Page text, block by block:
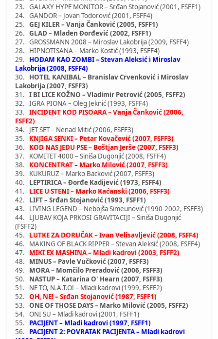
23. GALAXY HYPE MONITOR – Srđan Stojanović (2001, FSFF1)
24. GANDOR – Jovan Todorović (2001, FSFF4)
25. GEJ KILER – Vanja Čanković (2005, FSFF1)
26. GLAD – Mladen Đorđević (2002, FSFF1)
27. GROSSMANN 2008 – Miroslav Lakobrija (2009, FSFF4)
28. HIPNOTISANA – Marko Kostić (1993, FSFF4)
29. HODAM KAO ZOMBI – Stevan Aleksić i Miroslav
Lakobrija (2008, FSFF4)
30. HOTEL KANIBAL – Branislav Crvenković i Miroslav
Lakobrija (2007, FSFF3)
31. I BI LICE KOŽNO – Vladimir Petrović (2005, FSFF2)
32. IGRA PIONA – Oleg Jeknić (1993, FSFF4)
33. INCIDENT KOD PISOARA – Vanja Čanković (2006,
FSFF2)
34. JET SET – Nenad Mitić (2006, FSFF3)
35. KNJIGA SENKI – Petar Kovačević (2007, FSFF3)
36. KOD NAS JEDU PSE – Boštjan Jerše (2007, FSFF3)
37. KOMITET 4000 – Siniša Dugonjić (2008, FSFF4)
38. KONCENTRAT – Marko Milović (2007, FSFF3)
39. KUKURUZ – Marko Backović (2007, FSFF3)
40. LEPTIRICA – Đorđe Kadijević (1973, FSFF4)
41. LICE U STENI – Marko Kaćanski (2006, FSFF3)
42. LIFT – Srđan Stojanović (1993, FSFF1)
43. LIVING LEGEND – Nebojša Simeunović (1990-2002, FSFF3)
44. LJUBAV KOJA PRKOSI GRAVITACIJI – Siniša Dugonjić
(FSFF2)
45. LUTKE ZA DORUČAK – Ivan Velisavljević (2008, FSFF4)
46. MAKING OF BLACK RIPPER – Stevan Aleksić (2008, FSFF4)
47. MIKI EX MASHINA – Mladi kadrovi (2003, FSFF2)
48. MINUS – Pavle Vučković (2007, FSFF3)
49. MORA – Momčilo Preradović (2006, FSFF3)
50. NASTUP – Katarina O' Hearn (2007, FSFF3)
51. NE TO, N.A.T.O! – Mladi kadrovi (1999, FSFF2)
52. OH, NE! – Srđan Stojanović (1987, FSFF1)
53. ONE OF THOSE DAYS – Marko Milović (2005, FSFF2)
54. ONI SU – Mladi kadrovi (2001, FSFF1)
55. PACIJENT – Mladi kadrovi (1997, FSFF1)
56. PACIJENT 2: POVRATAK PACIJENTA – Mladi kadrovi